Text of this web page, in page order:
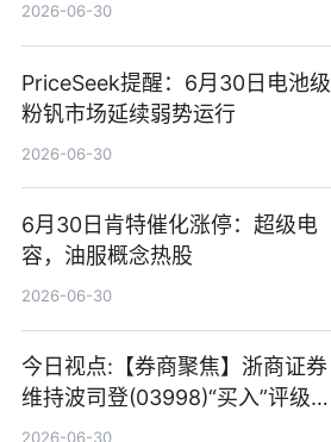
2026-06-30
PriceSeek提醒：6月30日电池级
粉钒市场延续弱势运行
2026-06-30
6月30日肯特催化涨停：超级电
容，油服概念热股
2026-06-30
今日视点:【券商聚焦】浙商证券
维持波司登(03998)“买入”评级
指其业绩高质量稳增长
2026-06-30